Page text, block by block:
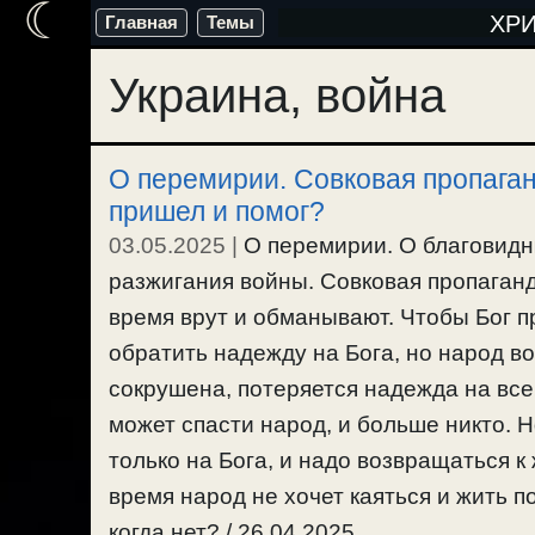
Перейти
содержимому
Главная Темы
Украина, война
О перемирии. Совковая
пришел и помог?
03.05.2025
О перемирии. О
разжигания войны. Совковая
время врут и обманывают. Чтобы Бог
обратить надежду на Бога, но народ
сокрушена, потеряется надежда на
может спасти народ, и больше никто.
только на Бога, и надо возвращаться
время народ не хочет каяться и жить
☾